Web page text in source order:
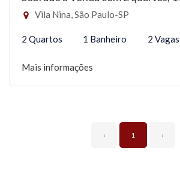
Vila Nina, São Paulo-SP
2 Quartos 1 Banheiro 2 Vagas
Mais informações
‹ 1 ›